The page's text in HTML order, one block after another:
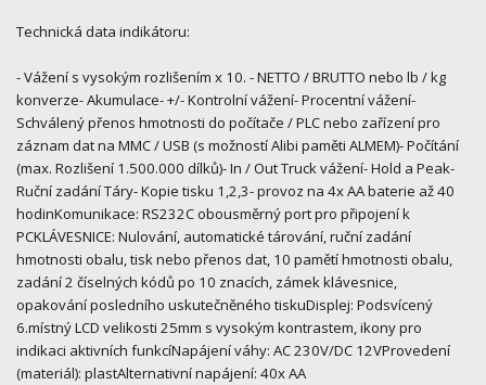
Technická data indikátoru:
- Vážení s vysokým rozlišením x 10. - NETTO / BRUTTO nebo lb / kg
konverze- Akumulace- +/- Kontrolní vážení- Procentní vážení-
Schválený přenos hmotnosti do počítače / PLC nebo zařízení pro
záznam dat na MMC / USB (s možností Alibi paměti ALMEM)- Počítání
(max. Rozlišení 1.500.000 dílků)- In / Out Truck vážení- Hold a Peak-
Ruční zadání Táry- Kopie tisku 1,2,3- provoz na 4x AA baterie až 40
hodinKomunikace: RS232C obousměrný port pro připojení k
PCKLÁVESNICE: Nulování, automatické tárování, ruční zadání
hmotnosti obalu, tisk nebo přenos dat, 10 pamětí hmotnosti obalu,
zadání 2 číselných kódů po 10 znacích, zámek klávesnice,
opakování posledního uskutečněného tiskuDisplej: Podsvícený
6.místný LCD velikosti 25mm s vysokým kontrastem, ikony pro
indikaci aktivních funkcíNapájení váhy: AC 230V/DC 12VProvedení
(materiál): plastAlternativní napájení: 40x AA